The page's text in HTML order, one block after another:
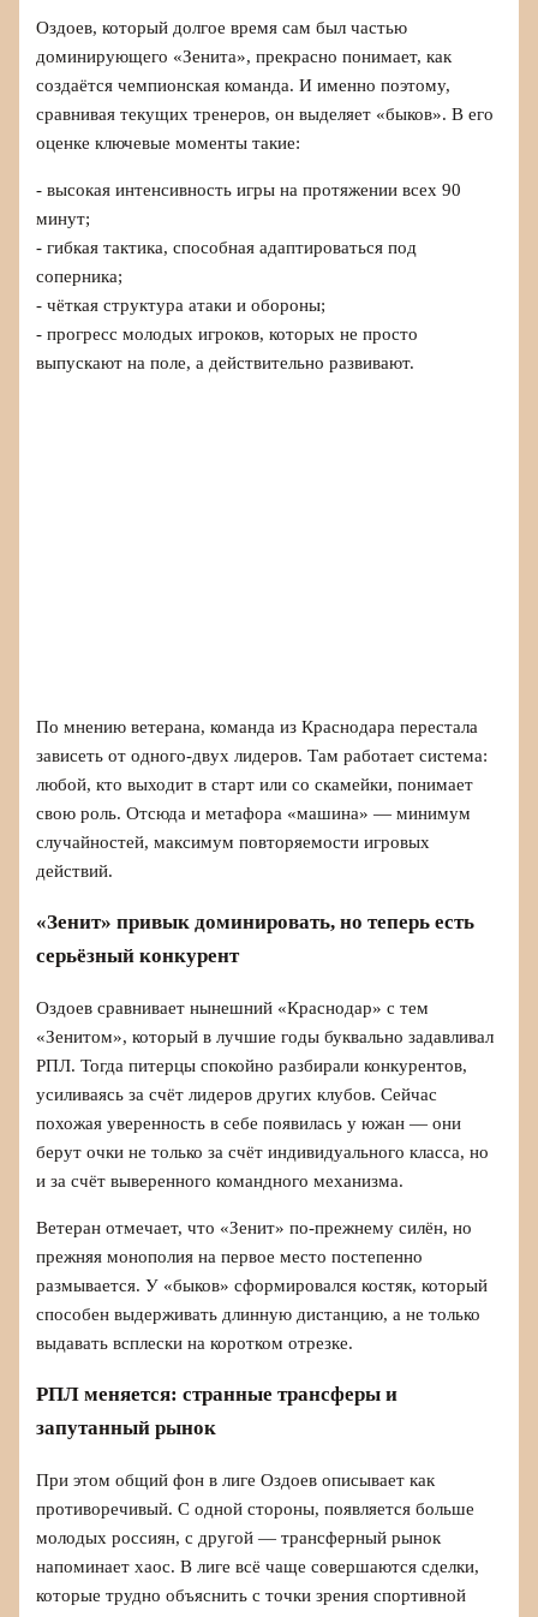
Оздоев, который долгое время сам был частью
доминирующего «Зенита», прекрасно понимает, как
создаётся чемпионская команда. И именно поэтому,
сравнивая текущих тренеров, он выделяет «быков». В его
оценке ключевые моменты такие:
- высокая интенсивность игры на протяжении всех 90
минут;
- гибкая тактика, способная адаптироваться под
соперника;
- чёткая структура атаки и обороны;
- прогресс молодых игроков, которых не просто
выпускают на поле, а действительно развивают.
По мнению ветерана, команда из Краснодара перестала
зависеть от одного-двух лидеров. Там работает система:
любой, кто выходит в старт или со скамейки, понимает
свою роль. Отсюда и метафора «машина» — минимум
случайностей, максимум повторяемости игровых
действий.
«Зенит» привык доминировать, но теперь есть
серьёзный конкурент
Оздоев сравнивает нынешний «Краснодар» с тем
«Зенитом», который в лучшие годы буквально задавливал
РПЛ. Тогда питерцы спокойно разбирали конкурентов,
усиливаясь за счёт лидеров других клубов. Сейчас
похожая уверенность в себе появилась у южан — они
берут очки не только за счёт индивидуального класса, но
и за счёт выверенного командного механизма.
Ветеран отмечает, что «Зенит» по-прежнему силён, но
прежняя монополия на первое место постепенно
размывается. У «быков» сформировался костяк, который
способен выдерживать длинную дистанцию, а не только
выдавать всплески на коротком отрезке.
РПЛ меняется: странные трансферы и
запутанный рынок
При этом общий фон в лиге Оздоев описывает как
противоречивый. С одной стороны, появляется больше
молодых россиян, с другой — трансферный рынок
напоминает хаос. В лиге всё чаще совершаются сделки,
которые трудно объяснить с точки зрения спортивной